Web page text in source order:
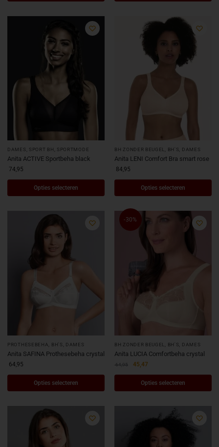
DAMES SPORT BH SPORTMODE
Anita ACTIVE Sportbeha black
74,95
Opties selecteren
BH ZONDER BEUGEL BH'S DAMES
Anita LENI Comfort Bra smart rose
84,95
Opties selecteren
PROTHESEBEHA BH'S DAMES
Anita SAFINA Prothesebeha crystal
64,95
Opties selecteren
-30%
BH ZONDER BEUGEL BH'S DAMES
Anita LUCIA Comfortbeha crystal
64,95 45,47
Opties selecteren